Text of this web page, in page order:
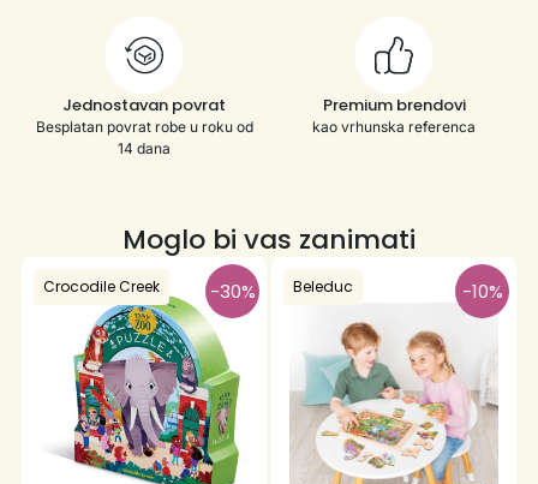
Jednostavan povrat
Besplatan povrat robe u roku od
14 dana
Premium brendovi
kao vrhunska referenca
Moglo bi vas zanimati
Crocodile Creek -30% Beleduc -10%